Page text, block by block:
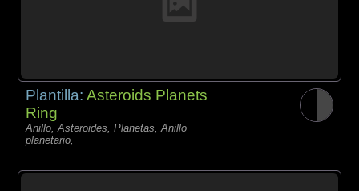
Plantilla:Asteroids Planets
Ring
Anillo, Asteroides, Planetas, Anillo
planetario,